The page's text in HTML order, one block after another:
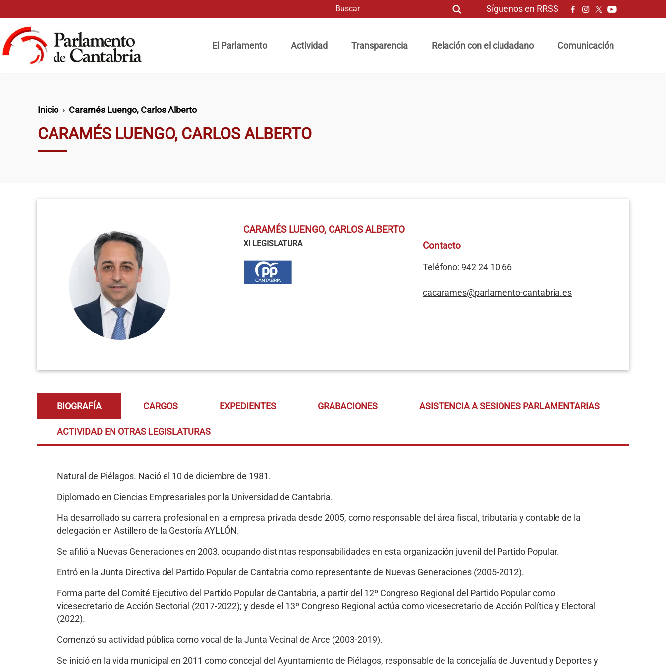
Síguenos en RRSS
El Parlamento
Actividad Transparencia Relación con el ciudadano Comunicación
Ruta de navegación
Inicio Caramés Luengo, Carlos Alberto
CARAMÉS LUENGO, CARLOS ALBERTO
CARAMÉS LUENGO, CARLOS ALBERTO
XI LEGISLATURA Contacto
Teléfono: 942 24 10 66
cacarames@parlamento-cantabria.es
BIOGRAFÍA CARGOS EXPEDIENTES GRABACIONES ASISTENCIA A SESIONES PARLAMENTARIAS
ACTIVIDAD EN OTRAS LEGISLATURAS
Natural de Piélagos. Nació el 10 de diciembre de 1981.
Diplomado en Ciencias Empresariales por la Universidad de Cantabria.
Ha desarrollado su carrera profesional en la empresa privada desde 2005, como responsable del área fiscal, tributaria y contable de la
delegación en Astillero de la Gestoría AYLLÓN.
Se afilió a Nuevas Generaciones en 2003, ocupando distintas responsabilidades en esta organización juvenil del Partido Popular.
Entró en la Junta Directiva del Partido Popular de Cantabria como representante de Nuevas Generaciones (2005-2012).
Forma parte del Comité Ejecutivo del Partido Popular de Cantabria, a partir del 12º Congreso Regional del Partido Popular como
vicesecretario de Acción Sectorial (2017-2022); y desde el 13º Congreso Regional actúa como vicesecretario de Acción Política y Electoral
(2022).
Comenzó su actividad pública como vocal de la Junta Vecinal de Arce (2003-2019).
Se inició en la vida municipal en 2011 como concejal del Ayuntamiento de Piélagos, responsable de la concejalía de Juventud y Deportes y